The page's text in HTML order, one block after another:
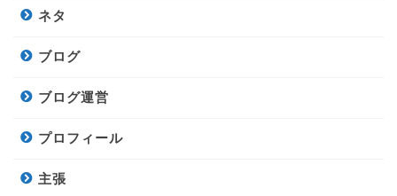
ネタ
ブログ
ブログ運営
プロフィール
主張